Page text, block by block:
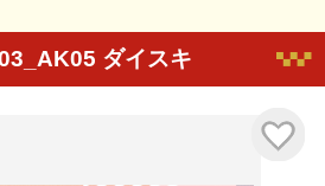
ダイスキ